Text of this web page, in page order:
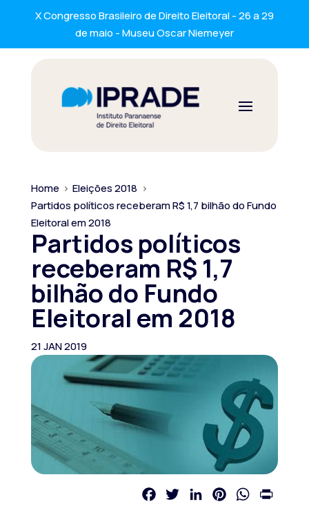
X Congresso Brasileiro de Direito Eleitoral - 26 a 29
de maio - Museu Oscar Niemeyer
Home > Eleições 2018 >
Partidos políticos receberam R$ 1,7 bilhão do Fundo
Eleitoral em 2018
Partidos políticos
receberam R$ 1,7
bilhão do Fundo
Eleitoral em 2018
21 JAN 2019
FacebookTwitterLinkedInPinterestWhatsApp